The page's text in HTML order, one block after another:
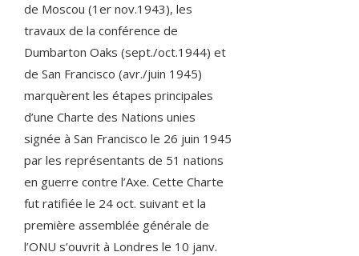
de Moscou (1er nov.1943), les
travaux de la conférence de
Dumbarton Oaks (sept./oct.1944) et
de San Francisco (avr./juin 1945)
marquèrent les étapes principales
d’une Charte des Nations unies
signée à San Francisco le 26 juin 1945
par les représentants de 51 nations
en guerre contre l’Axe. Cette Charte
fut ratifiée le 24 oct. suivant et la
première assemblée générale de
l’ONU s’ouvrit à Londres le 10 janv.